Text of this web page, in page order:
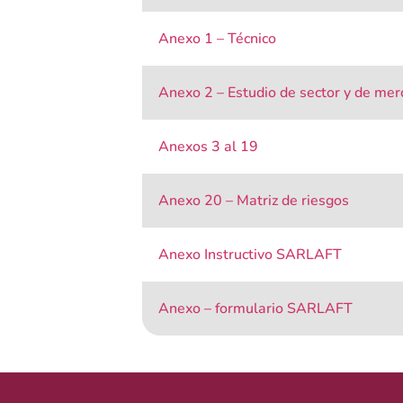
Anexo 1 – Técnico
Anexo 2 – Estudio de sector y de
Anexos 3 al 19
Anexo 20 – Matriz de riesgos
Anexo Instructivo SARLAFT
Anexo – formulario SARLAFT